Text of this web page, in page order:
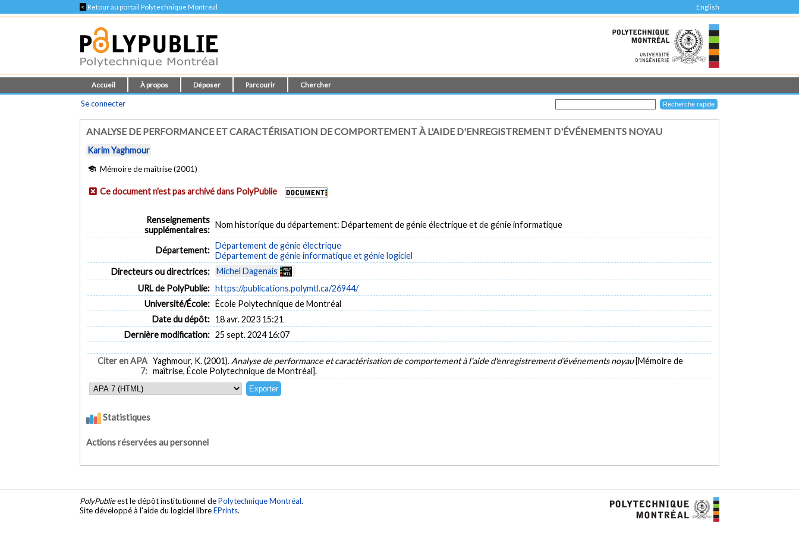
< Retour au portail Polytechnique Montréal English
Accueil À propos Déposer Parcourir Chercher
Se connecter
ANALYSE DE PERFORMANCE ET CARACTÉRISATION DE COMPORTEMENT À L'AIDE D'ENREGISTREMENT D'ÉVÉNEMENTS NOYAU
Karim Yaghmour
Mémoire de maîtrise (2001)
Ce document n'est pas archivé dans PolyPublie
Renseignements
supplémentaires:
Nom historique du département: Département de génie électrique et de génie informatique
Département: Département de génie électrique
Département de génie informatique et génie logiciel
Directeurs ou directrices:
Michel Dagenais
URL de PolyPublie: https://publications.polymtl.ca/26944/
Université/École: École Polytechnique de Montréal
Date du dépôt: 18 avr. 2023 15:21
Dernière modification: 25 sept. 2024 16:07
Citer en APA
7:
Yaghmour, K. (2001). Analyse de performance et caractérisation de comportement à l'aide d'enregistrement d'événements noyau [Mémoire de
maîtrise, École Polytechnique de Montréal].
Statistiques
Actions réservées au personnel
PolyPublieest le dépôt institutionnel dePolytechnique Montréal.
Site développé à l'aide du logiciel libreEPrints.